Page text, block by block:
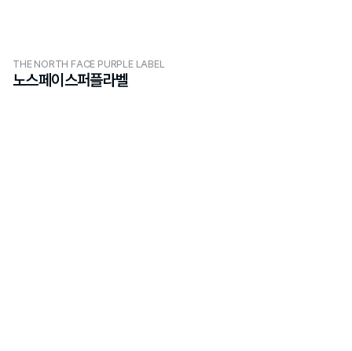
THE NORTH FACE PURPLE LABEL
노스페이스퍼플라벨